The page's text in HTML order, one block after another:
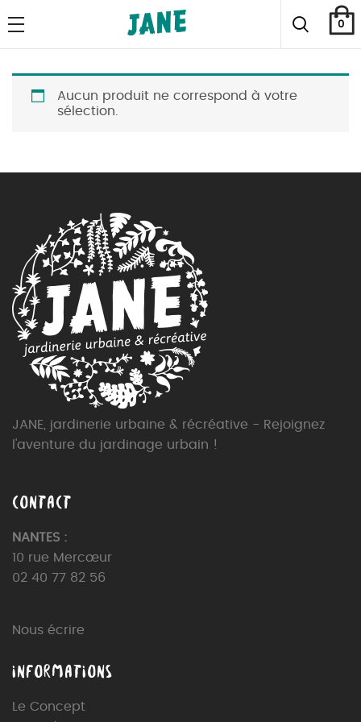
0
Aucun produit ne correspond à votre
sélection.
JANE, jardinerie urbaine & récréative - Rejoignez
l'aventure du jardinage urbain !
CONTACT
NANTES :
10 rue Mercœur
02 40 77 82 56
Nous écrire
INFORMATIONS
Le Concept